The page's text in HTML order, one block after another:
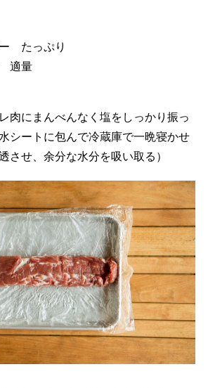
たっぷり
適量
にまんべんなく塩をしっかり振っ
シートに包んで冷蔵庫で一晩寝かせ
させ、余分な水分を吸い取る）